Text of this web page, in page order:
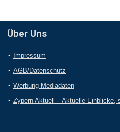
Über Uns
Impressum
AGB/Datenschutz
Werbung Mediadaten
Zypern Aktuell – Aktuelle Einblicke,